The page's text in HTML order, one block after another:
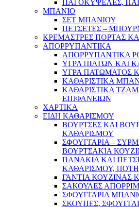
ΠΑΓΟΚΥΨΕΛΕΣ,
ΜΠΑΝΙΟ
ΣΕΤ ΜΠΑΝΙΟΥ
ΠΕΤΣΕΤΕΣ –
ΚΡΕΜΑΣΤΡΕΣ ΠΟΡΤΑΣ
ΑΠΟΡΡΥΠΑΝΤΙΚΑ
ΑΠΟΡΡΥΠΑΝΤΙΚΑ
ΥΓΡΑ ΠΙΑΤΩΝ ΚΑΙ
ΥΓΡΑ ΠΑΤΩΜΑΤΟΣ
ΚΑΘΑΡΙΣΤΙΚΑ
ΚΑΘΑΡΙΣΤΙΚΑ
ΕΠΙΦΑΝΕΙΩΝ
ΧΑΡΤΙΚΑ
ΕΙΔΗ ΚΑΘΑΡΙΣΜΟΥ
ΒΟΥΡΤΣΕΣ ΚΑΙ
ΚΑΘΑΡΙΣΜΟΥ
ΣΦΟΥΓΓΑΡΙΑ –
ΒΟΥΡΤΣΑΚΙΑ
ΠΑΝΑΚΙΑ ΚΑΙ
ΚΑΘΑΡΙΣΜΟΥ,
ΓΑΝΤΙΑ ΚΟΥΖΙΝΑΣ
ΣΑΚΟΥΛΕΣ
ΣΦΟΥΓΓΑΡΙΑ
ΣΚΟΥΠΕΣ,